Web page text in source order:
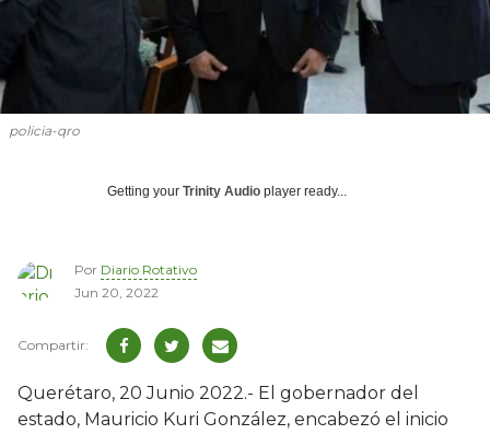
policia-qro
Getting your Trinity Audio player ready...
Por Diario Rotativo
Jun 20, 2022
Querétaro, 20 Junio 2022.- El gobernador del
estado, Mauricio Kuri González, encabezó el inicio